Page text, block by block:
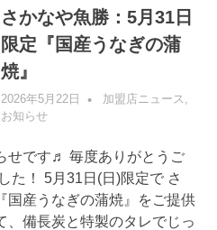
さかなや魚勝：5月31日
限定『国産うなぎの蒲
焼』
2026年5月22日 管理者
加盟店ニュース ,
お知らせ
せです♬ 毎度ありがとうご
た！ 5月31日(日)限定で さ
国産うなぎの蒲焼』をご提供
、備長炭と特製のタレでじっ